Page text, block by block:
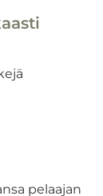
pelaajan